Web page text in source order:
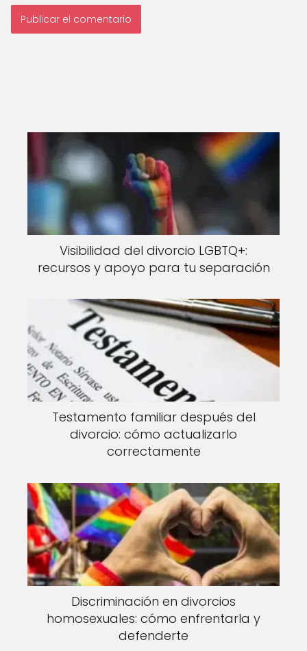
Visibilidad del divorcio LGBTQ+:
recursos y apoyo para tu separación
Testamento familiar después del
divorcio: cómo actualizarlo
correctamente
Discriminación en divorcios
homosexuales: cómo enfrentarla y
defenderte